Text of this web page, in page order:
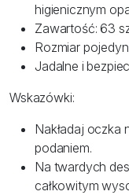
higienicznym
Zawartość: 63
Rozmiar
Jadalne i
Wskazówki:
Nakładaj oczka
podaniem.
Na twardych
całkowitym